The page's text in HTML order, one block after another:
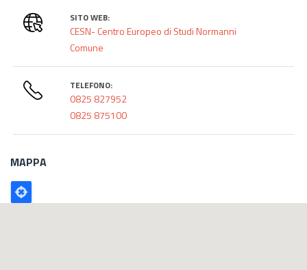
SITO WEB:
CESN- Centro Europeo di Studi Normanni
Comune
TELEFONO:
0825 827952
0825 875100
MAPPA
Poligono
GEO